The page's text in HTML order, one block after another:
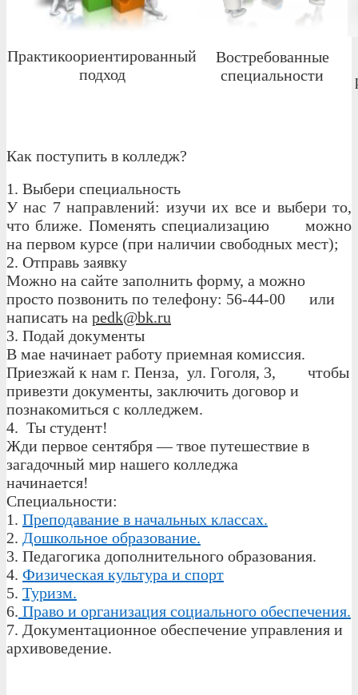
Практикоориентированный
подход
Востребованные
специальности
Как поступить в колледж?
1. Выбери специальность
У нас 7 направлений: изучи их все и выбери то,
что ближе. Поменять специализацию можно
на первом курсе (при наличии свободных мест);
2. Отправь заявку
Можно на сайте заполнить форму, а можно
просто позвонить по телефону: 56-44-00 или
написать на pedk@bk.ru
3. Подай документы
В мае начинает работу приемная комиссия.
Приезжай к нам г. Пенза, ул. Гоголя, 3, чтобы
привезти документы, заключить договор и
познакомиться с колледжем.
4. Ты студент!
Жди первое сентября — твое путешествие в
загадочный мир нашего колледжа
начинается!
Специальности:
1. Преподавание в начальных классах.
2. Дошкольное образование.
3. Педагогика дополнительного образования.
4. Физическая культура и спорт
5. Туризм.
6. Право и организация социального обеспечения.
7. Документационное обеспечение управления и
архивоведение.